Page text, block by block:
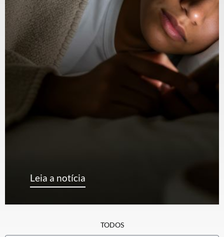
Leia a notícia
TODOS